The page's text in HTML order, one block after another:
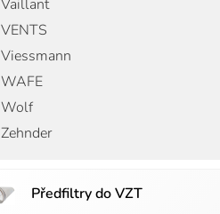
Vaillant
VENTS
Viessmann
WAFE
Wolf
Zehnder
Předfiltry do VZT